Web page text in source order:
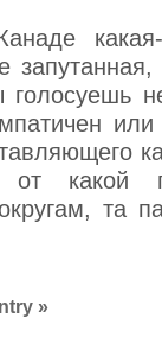
голосуешь
или
какой
та
»